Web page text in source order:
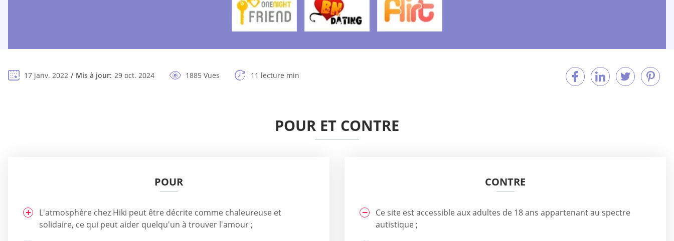
17 janv. 2022 Mis à jour: 29 oct. 2024 1885 Vues 11 lecture min
POUR ET CONTRE
POUR
L'atmosphère chez Hiki peut être décrite comme chaleureuse et
solidaire, ce qui peut aider quelqu'un à trouver l'amour ;
CONTRE
Ce site est accessible aux adultes de 18 ans appartenant au spectre
autistique ;